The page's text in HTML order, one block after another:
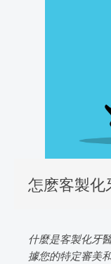
怎麽客製化
什麼是客製化牙
據您的特定審美